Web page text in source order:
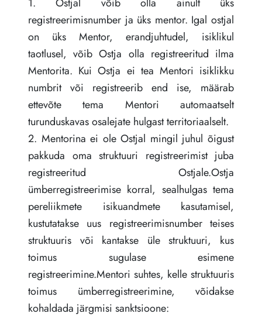
1. Ostjal võib olla ainult üks
registreerimisnumber ja üks mentor. Igal ostjal
on üks Mentor, erandjuhtudel, isiklikul
taotlusel, võib Ostja olla registreeritud ilma
Mentorita. Kui Ostja ei tea Mentori isiklikku
numbrit või registreerib end ise, määrab
ettevõte tema Mentori automaatselt
turunduskavas osalejate hulgast territoriaalselt.
2. Mentorina ei ole Ostjal mingil juhul õigust
pakkuda oma struktuuri registreerimist juba
registreeritud Ostjale.Ostja
ümberregistreerimise korral, sealhulgas tema
pereliikmete isikuandmete kasutamisel,
kustutatakse uus registreerimisnumber teises
struktuuris või kantakse üle struktuuri, kus
toimus sugulase esimene
registreerimine.Mentori suhtes, kelle struktuuris
toimus ümberregistreerimine, võidakse
kohaldada järgmisi sanktsioone: